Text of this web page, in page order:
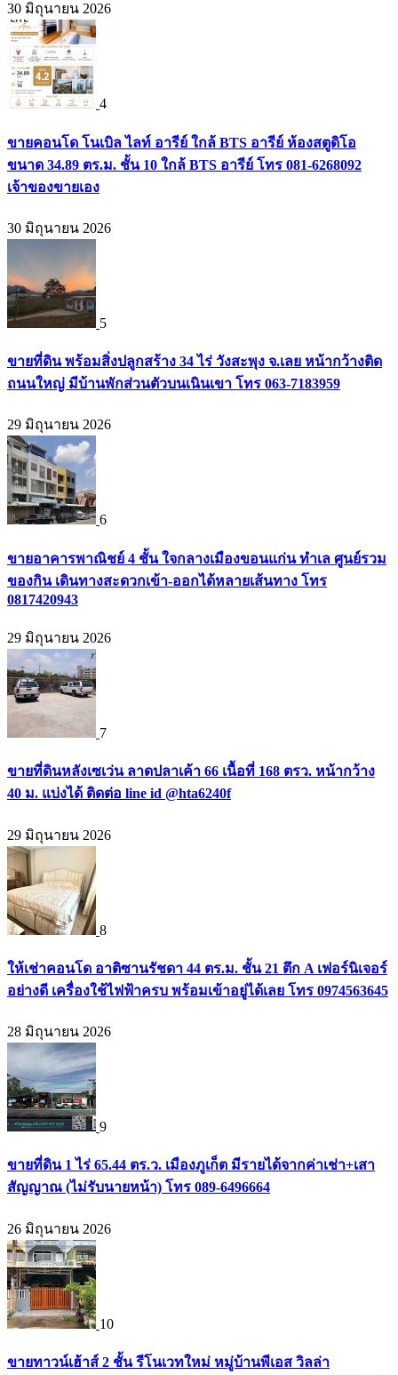
30 มิถุนายน 2026
4
ขายคอนโด โนเบิล ไลท์ อารีย์ ใกล้ BTS อารีย์ ห้องสตูดิโอ
ขนาด 34.89 ตร.ม. ชั้น 10 ใกล้ BTS อารีย์ โทร 081-6268092
เจ้าของขายเอง
30 มิถุนายน 2026
5
ขายที่ดิน พร้อมสิ่งปลูกสร้าง 34 ไร่ วังสะพุง จ.เลย หน้ากว้างติด
ถนนใหญ่ มีบ้านพักส่วนตัวบนเนินเขา โทร 063-7183959
29 มิถุนายน 2026
6
ขายอาคารพาณิชย์ 4 ชั้น ใจกลางเมืองขอนแก่น ทำเล ศูนย์รวม
ของกิน เดินทางสะดวกเข้า-ออกได้หลายเส้นทาง โทร
0817420943
29 มิถุนายน 2026
7
ขายที่ดินหลังเซเว่น ลาดปลาเค้า 66 เนื้อที่ 168 ตรว. หน้ากว้าง
40 ม. แบ่งได้ ติดต่อ line id @hta6240f
29 มิถุนายน 2026
8
ให้เช่าคอนโด อาติซานรัชดา 44 ตร.ม. ชั้น 21 ตึก A เฟอร์นิเจอร์
อย่างดี เครื่องใช้ไฟฟ้าครบ พร้อมเข้าอยู่ได้เลย โทร 0974563645
28 มิถุนายน 2026
9
ขายที่ดิน 1 ไร่ 65.44 ตร.ว. เมืองภูเก็ต มีรายได้จากค่าเช่า+เสา
สัญญาณ (ไม่รับนายหน้า) โทร 089-6496664
26 มิถุนายน 2026
10
ขายทาวน์เฮ้าส์ 2 ชั้น รีโนเวทใหม่ หมู่บ้านพีเอส วิลล่า